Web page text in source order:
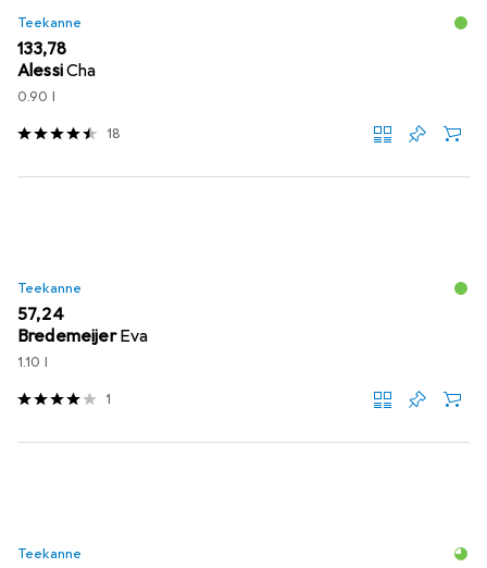
Teekanne
EUR
133,78
AlessiCha
0.90 l
18
Teekanne
EUR
57,24
Bredemeijer Eva
1.10 l
1
Teekanne